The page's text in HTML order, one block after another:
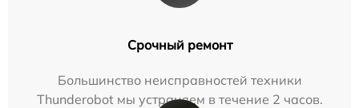
Срочный ремонт
Большинство неисправностей техники
Thunderobot мы устраняем в течение 2 часов.